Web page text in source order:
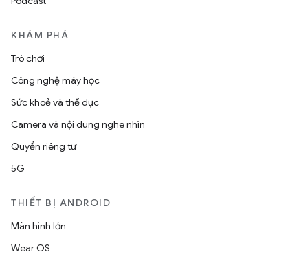
KHÁM PHÁ
Trò chơi
Công nghệ máy học
Sức khoẻ và thể dục
Camera và nội dung nghe nhìn
Quyền riêng tư
5G
THIẾT BỊ ANDROID
Màn hình lớn
Wear OS